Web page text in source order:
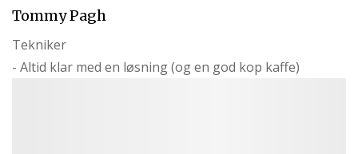
Tommy Pagh
Tekniker
- Altid klar med en løsning (og en god kop kaffe)